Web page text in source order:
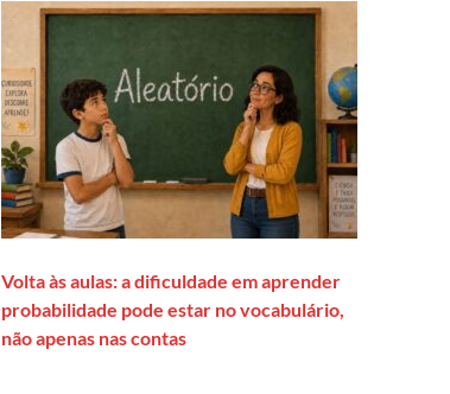
Volta às aulas: a dificuldade em aprender
probabilidade pode estar no vocabulário,
não apenas nas contas